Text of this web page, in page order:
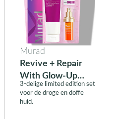
Murad
Revive + Repair
With Glow-Up
Ingredients
3-delige limited edition set
voor de droge en doffe
huid.